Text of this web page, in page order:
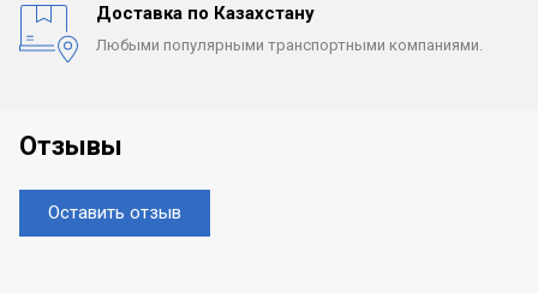
Доставка по Казахстану
Любыми популярными транспортными компаниями.
Отзывы
Оставить отзыв